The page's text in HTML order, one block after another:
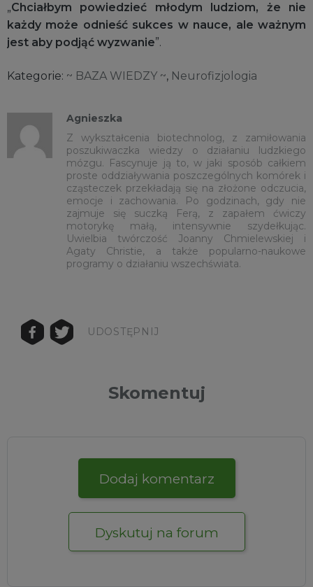
„Chciałbym powiedzieć młodym ludziom, że nie
każdy może odnieść sukces w nauce, ale ważnym
jest aby podjąć wyzwanie”.
Kategorie: ~ BAZA WIEDZY ~, Neurofizjologia
Agnieszka
Z wykształcenia biotechnolog, z zamiłowania
poszukiwaczka wiedzy o działaniu ludzkiego
mózgu. Fascynuje ją to, w jaki sposób całkiem
proste oddziaływania poszczególnych komórek i
cząsteczek przekładają się na złożone odczucia,
emocje i zachowania. Po godzinach, gdy nie
zajmuje się suczką Ferą, z zapałem ćwiczy
motorykę małą, intensywnie szydełkując.
Uwielbia twórczość Joanny Chmielewskiej i
Agaty Christie, a także popularno-naukowe
programy o działaniu wszechświata.
UDOSTĘPNIJ
Skomentuj
Dodaj komentarz
Dyskutuj na forum